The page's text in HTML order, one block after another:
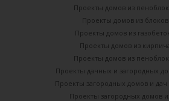
Проекты домов из
Проекты домов из блоков
Проекты домов из
Проекты домов из
Проекты домов из
Проекты дачных и загородных
Проекты загородных домов и дач
Проекты загородных домов